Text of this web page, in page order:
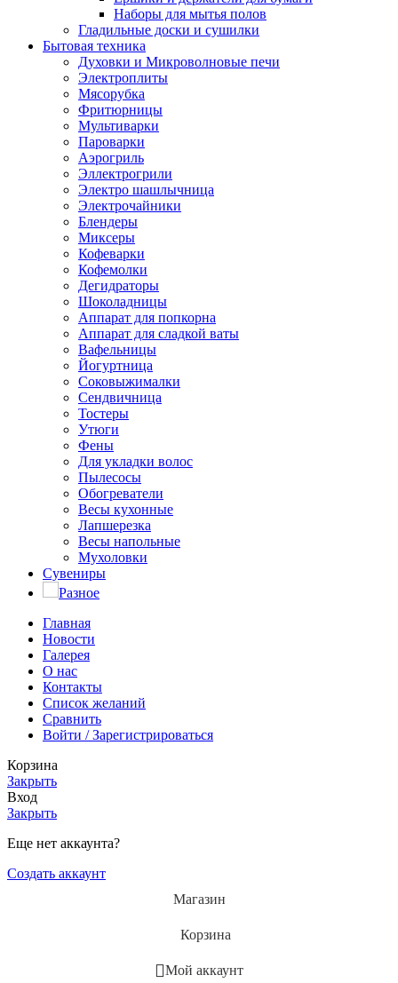
Наборы для мытья полов
Гладильные доски и сушилки
Бытовая техника
Духовки и Микроволновые печи
Электроплиты
Мясорубка
Фритюрницы
Мультиварки
Пароварки
Аэрогриль
Эллектрогрили
Электро шашлычница
Электрочайники
Блендеры
Миксеры
Кофеварки
Кофемолки
Дегидраторы
Шоколадницы
Аппарат для попкорна
Аппарат для сладкой ваты
Вафельницы
Йогуртница
Соковыжималки
Сендвичница
Тостеры
Утюги
Фены
Для укладки волос
Пылесосы
Обогреватели
Весы кухонные
Лапшерезка
Весы напольные
Мухоловки
Сувениры
Разное
Главная
Новости
Галерея
О нас
Контакты
Список желаний
Сравнить
Войти / Зарегистрироваться
Корзина
Закрыть
Вход
Закрыть
Еще нет аккаунта?
Создать аккаунт
Магазин
Корзина
Мой аккаунт